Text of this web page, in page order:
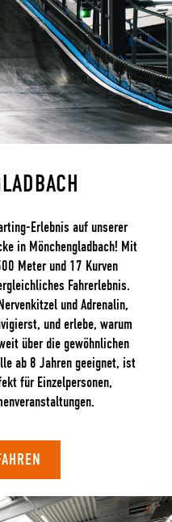
Erlebnis auf unserer
in Mönchengladbach! Mit
Meter und 17 Kurven
Fahrerlebnis.
und Adrenalin,
und erlebe, warum
über die gewöhnlichen
ab 8 Jahren geeignet, ist
für Einzelpersonen,